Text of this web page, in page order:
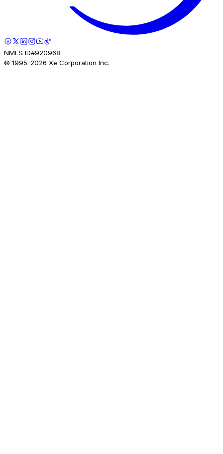
NMLS ID#920968.
© 1995-2026 Xe Corporation Inc.